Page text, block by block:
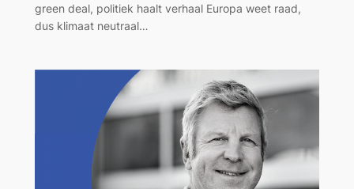
green deal, politiek haalt verhaal Europa weet raad,
dus klimaat neutraal…